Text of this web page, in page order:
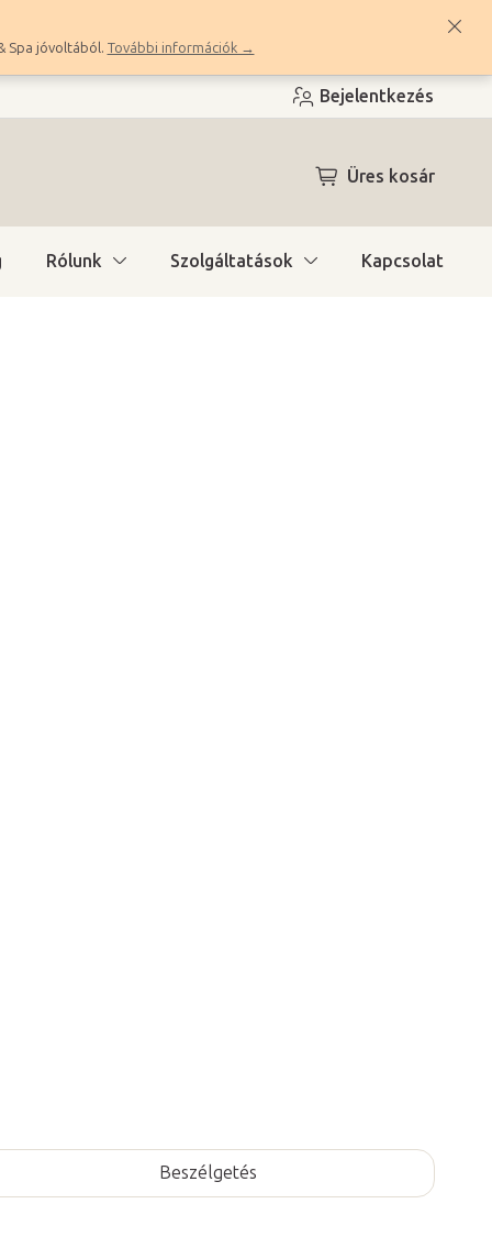
Spa jóvoltából. További információk →
Bejelentkezés
KOSÁR
Üres kosár
Rólunk Szolgáltatások Kapcsolat
Beszélgetés